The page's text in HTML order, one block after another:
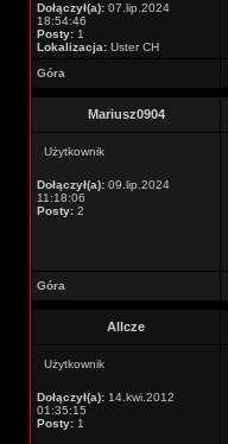
Dołączył(a): 07.lip.2024
18:54:46
Posty: 1
Lokalizacja: Uster CH
Góra
Mariusz0904
Użytkownik
Dołączył(a): 09.lip.2024
11:18:06
Posty: 2
Góra
Allcze
Użytkownik
Dołączył(a): 14.kwi.2012
01:35:15
Posty: 1